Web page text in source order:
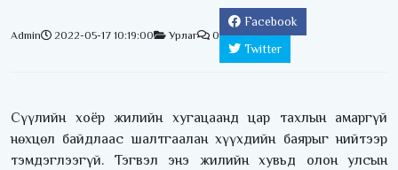
Admin 2022-05-17 10:19:00 Урлаг 0
Facebook
Twitter
Сүүлийн хоёр жилийн хугацаанд цар тахлын амаргүй
нөхцөл байдлаас шалтгаалан хүүхдийн баярыг нийтээр
тэмдэглээгүй. Тэгвэл энэ жилийн хувьд олон улсын